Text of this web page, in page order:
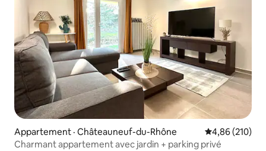
Appartement · Châteauneuf-du-Rhône Note
4,86 (210)
Charmant appartement avec jardin + parking privé